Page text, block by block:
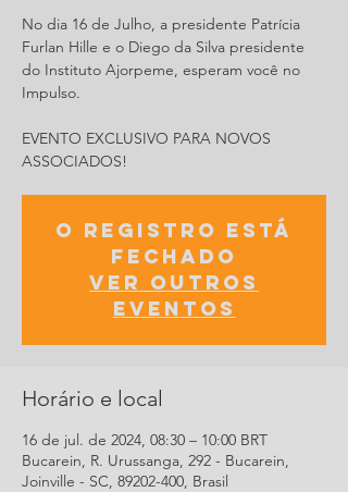
No dia 16 de Julho, a presidente Patrícia
Furlan Hille e o Diego da Silva presidente
do Instituto Ajorpeme, esperam você no
Impulso.
EVENTO EXCLUSIVO PARA NOVOS
ASSOCIADOS!
O registro está
fechado
Ver outros
eventos
Horário e local
16 de jul. de 2024, 08:30 – 10:00 BRT
Bucarein, R. Urussanga, 292 - Bucarein,
Joinville - SC, 89202-400, Brasil